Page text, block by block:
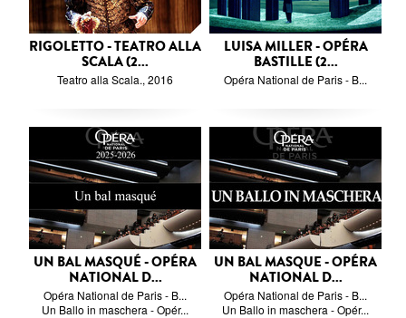
RIGOLETTO - TEATRO ALLA
SCALA (2...
Teatro alla Scala., 2016
LUISA MILLER - OPÉRA
BASTILLE (2...
Opéra National de Paris - B...
UN BAL MASQUÉ - OPÉRA
NATIONAL D...
Opéra National de Paris - B...
Un Ballo in maschera - Opér...
UN BAL MASQUE - OPÉRA
NATIONAL D...
Opéra National de Paris - B...
Un Ballo in maschera - Opér...